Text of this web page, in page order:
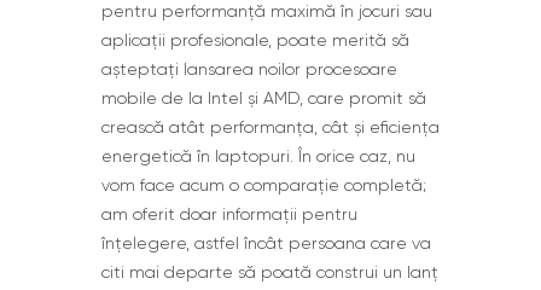
pentru performanță maximă în jocuri sau
aplicații profesionale, poate merită să
așteptați lansarea noilor procesoare
mobile de la Intel și AMD, care promit să
crească atât performanța, cât și eficiența
energetică în laptopuri. În orice caz, nu
vom face acum o comparație completă;
am oferit doar informații pentru
înțelegere, astfel încât persoana care va
citi mai departe să poată construi un lanț